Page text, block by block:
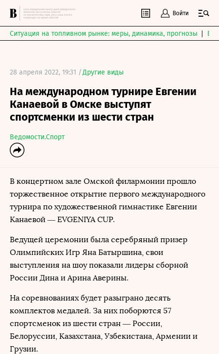
Войти
Ситуация на топливном рынке: меры, динамика, прогнозы
28 апреля 2022, 19:31 /Другие виды
На международном турнире Евгении
Канаевой в Омске выступят
спортсменки из шести стран
Ведомости.Спорт
В концертном зале Омской филармонии прошло
торжественное открытие первого международного
турнира по художественной гимнастике Евгении
Канаевой — EVGENIYA CUP.
Ведущей церемонии была серебряный призер
Олимпийских Игр Яна Батыршина, свои
выступления на шоу показали лидеры сборной
России Дина и Арина Аверины.
На соревнованиях будет разыграно десять
комплектов медалей. За них поборются 57
спортсменок из шести стран — России,
Белоруссии, Казахстана, Узбекистана, Армении и
Грузии.